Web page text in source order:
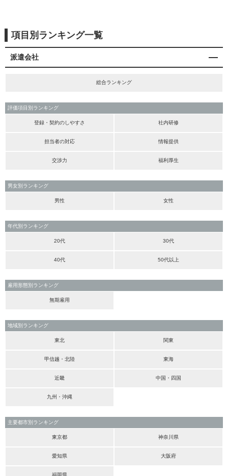
項目別ランキング一覧
派遣会社
総合ランキング
評価項目別ランキング
登録・契約のしやすさ 社内研修
担当者の対応 情報提供
交渉力 福利厚生
男女別ランキング
男性 女性
年代別ランキング
20代 30代
40代 50代以上
雇用形態別ランキング
無期雇用
地域別ランキング
東北 関東
甲信越・北陸 東海
近畿 中国・四国
九州・沖縄
主要都市別ランキング
東京都 神奈川県
愛知県 大阪府
福岡県